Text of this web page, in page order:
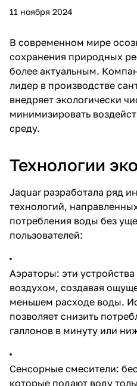
11 ноября 2024
В современном мире
сохранения природных
более актуальным.
лидер в производстве
внедряет экологически
минимизировать
среду.
Технологии
Jaquar разработала ряд
технологий,
потребления воды без
пользователей:
Аэраторы: эти
воздухом, создавая
меньшем расходе воды.
позволяет снизить
галлонов в минуту или
Сенсорные смесители:
которые подают воду